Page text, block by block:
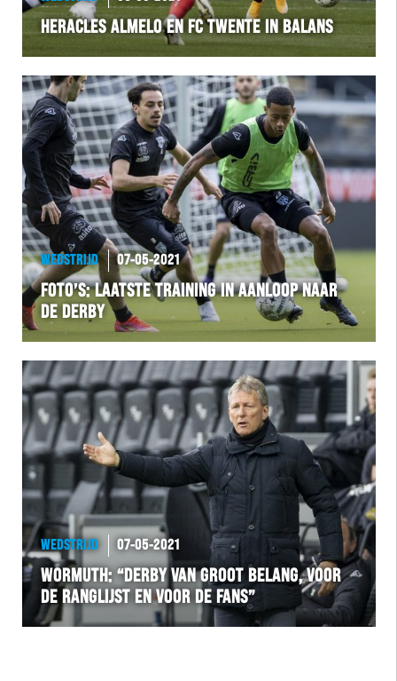
HERACLES ALMELO EN FC TWENTE IN BALANS
WEDSTRIJD 07-05-2021
FOTO’S: LAATSTE TRAINING IN AANLOOP NAAR
DE DERBY
WEDSTRIJD 07-05-2021
WORMUTH: “DERBY VAN GROOT BELANG, VOOR
DE RANGLIJST EN VOOR DE FANS”